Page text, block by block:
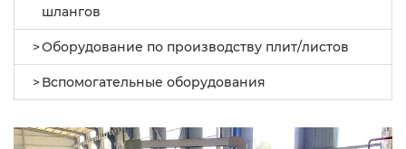
шлангов
Оборудование по производству плит/листов
Вспомогательные оборудования